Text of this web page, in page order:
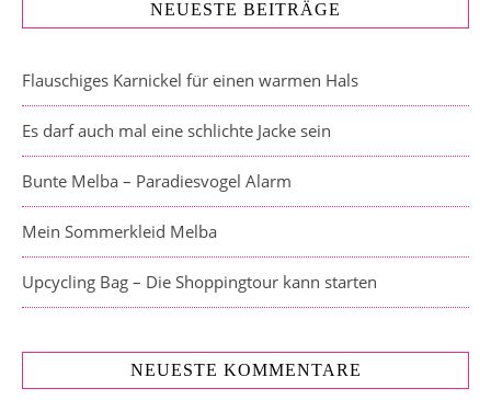
NEUESTE BEITRÄGE
Flauschiges Karnickel für einen warmen Hals
Es darf auch mal eine schlichte Jacke sein
Bunte Melba – Paradiesvogel Alarm
Mein Sommerkleid Melba
Upcycling Bag – Die Shoppingtour kann starten
NEUESTE KOMMENTARE